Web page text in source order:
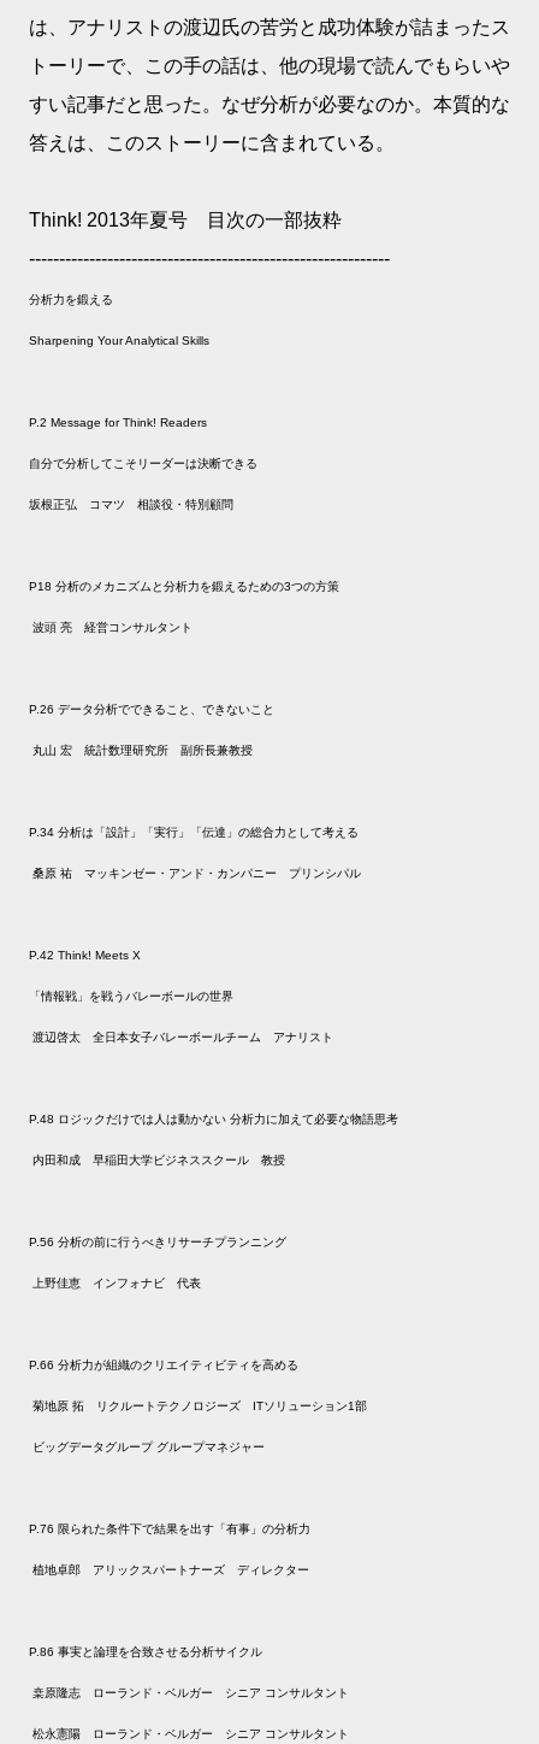
は、アナリストの渡辺氏の苦労と成功体験が詰まったス
トーリーで、この手の話は、他の現場で読んでもらいや
すい記事だと思った。なぜ分析が必要なのか。本質的な
答えは、このストーリーに含まれている。
Think! 2013年夏号 目次の一部抜粋
------------------------------------------------------------
分析力を鍛える
Sharpening Your Analytical Skills
P.2 Message for Think! Readers
自分で分析してこそリーダーは決断できる
坂根正弘 コマツ 相談役・特別顧問
P18 分析のメカニズムと分析力を鍛えるための3つの方策
波頭 亮 経営コンサルタント
P.26 データ分析でできること、できないこと
丸山 宏 統計数理研究所 副所長兼教授
P.34 分析は「設計」「実行」「伝達」の総合力として考える
桑原 祐 マッキンゼー・アンド・カンパニー プリンシパル
P.42 Think! Meets X
「情報戦」を戦うバレーボールの世界
渡辺啓太 全日本女子バレーボールチーム アナリスト
P.48 ロジックだけでは人は動かない 分析力に加えて必要な物語思考
内田和成 早稲田大学ビジネススクール 教授
P.56 分析の前に行うべきリサーチプランニング
上野佳恵 インフォナビ 代表
P.66 分析力が組織のクリエイティビティを高める
菊地原 拓 リクルートテクノロジーズ ITソリューション1部
ビッグデータグループ グループマネジャー
P.76 限られた条件下で結果を出す「有事」の分析力
植地卓郎 アリックスパートナーズ ディレクター
P.86 事実と論理を合致させる分析サイクル
桒原隆志 ローランド・ベルガー シニア コンサルタント
松永憲陽 ローランド・ベルガー シニア コンサルタント